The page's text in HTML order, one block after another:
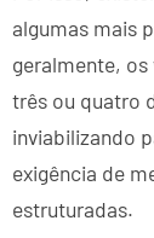
algumas mais
geralmente,
três ou quatro
inviabilizando
exigência de
estruturadas.